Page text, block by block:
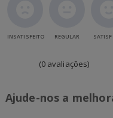
INSATISFEITO REGULAR
(0 avaliações)
Ajude-nos a